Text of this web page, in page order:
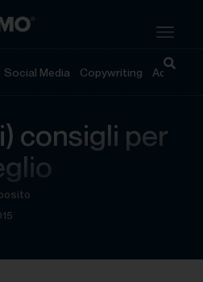
Social Media Copywriting
consigli per